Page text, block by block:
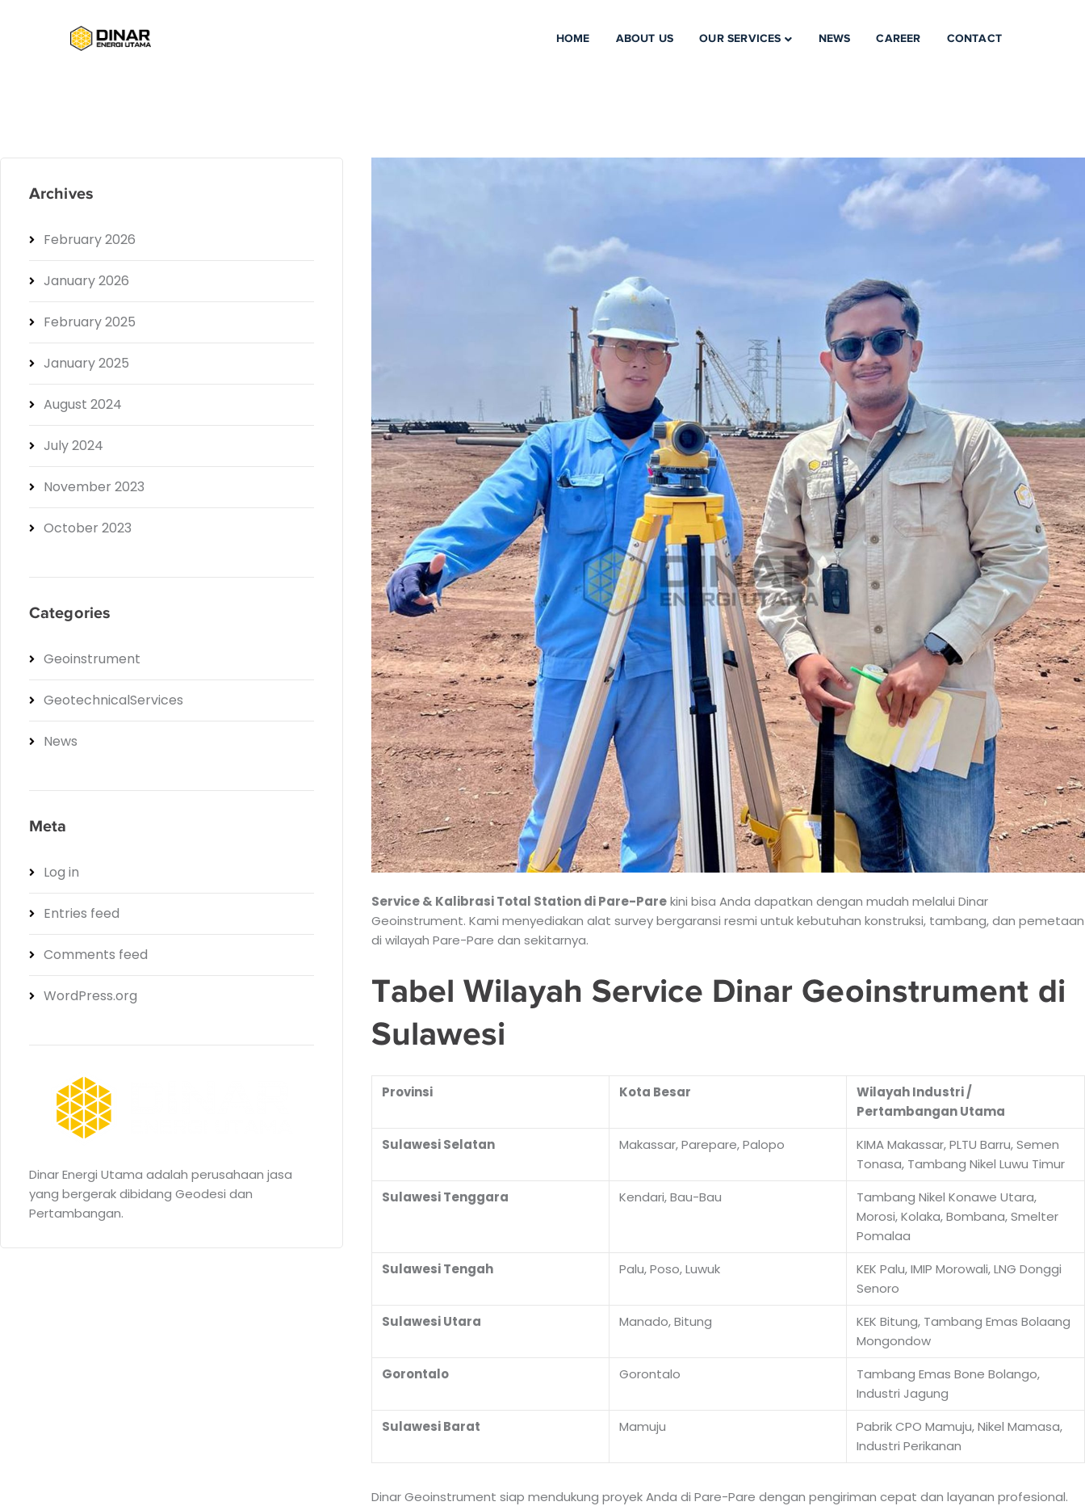
HOME ABOUT US OUR SERVICES NEWS CAREER CONTACT
Service & Kalibrasi Total Station di Pare-Parekini bisa Anda dapatkan dengan mudah melalui Dinar
Geoinstrument. Kami menyediakan alat survey bergaransi resmi untuk kebutuhan konstruksi, tambang, dan pemetaan
di wilayah Pare-Pare dan sekitarnya.
Tabel Wilayah Service Dinar Geoinstrument di
Sulawesi
Provinsi Kota Besar
Wilayah Industri /
Pertambangan Utama
Sulawesi Selatan
Makassar, Parepare, Palopo
KIMA Makassar, PLTU Barru, Semen
Tonasa, Tambang Nikel Luwu Timur
Sulawesi Tenggara
Kendari, Bau-Bau
Tambang Nikel Konawe Utara,
Morosi, Kolaka, Bombana, Smelter
Pomalaa
Sulawesi Tengah
Palu, Poso, Luwuk
KEK Palu, IMIP Morowali, LNG Donggi
Senoro
Sulawesi Utara
Manado, Bitung
KEK Bitung, Tambang Emas Bolaang
Mongondow
Gorontalo
Gorontalo
Tambang Emas Bone Bolango,
Industri Jagung
Sulawesi Barat
Mamuju
Pabrik CPO Mamuju, Nikel Mamasa,
Industri Perikanan
Dinar Geoinstrument siap mendukung proyek Anda di Pare-Pare dengan pengiriman cepat dan layanan profesional.
Archives
February 2026
January 2026
February 2025
January 2025
August 2024
July 2024
November 2023
October 2023
Categories
Geoinstrument
GeotechnicalServices
News
Meta
Log in
Entries feed
Comments feed
WordPress.org
Dinar Energi Utama adalah perusahaan jasa
yang bergerak dibidang Geodesi dan
Pertambangan.